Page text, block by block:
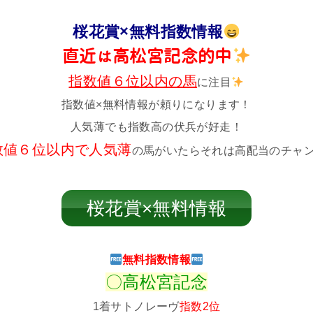
桜花賞×無料指数情報
直近は高松宮記念的中
指数値６位以内の馬に注目
指数値×無料情報が頼りになります！
人気薄でも指数高の伏兵が好走！
値６位以内で人気薄の馬がいたらそれは高配当のチャ
桜花賞×無料情報
無料指数情報
〇高松宮記念
1着サトノレーヴ指数2位